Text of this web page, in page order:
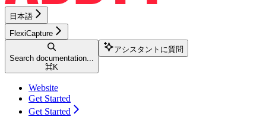
日本語
FlexiCapture
Search documentation...
⌘K
アシスタントに質問
Website
Get Started
Get Started